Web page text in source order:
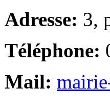
Adresse: 3,
Téléphone:
Mail: